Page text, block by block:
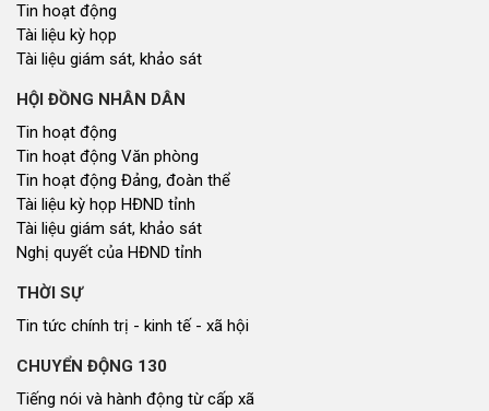
Tin hoạt động
Tài liệu kỳ họp
Tài liệu giám sát, khảo sát
HỘI ĐỒNG NHÂN DÂN
Tin hoạt động
Tin hoạt động Văn phòng
Tin hoạt động Đảng, đoàn thể
Tài liệu kỳ họp HĐND tỉnh
Tài liệu giám sát, khảo sát
Nghị quyết của HĐND tỉnh
THỜI SỰ
Tin tức chính trị - kinh tế - xã hội
CHUYỂN ĐỘNG 130
Tiếng nói và hành động từ cấp xã